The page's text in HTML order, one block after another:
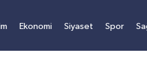
Ekonomi Siyaset Spor